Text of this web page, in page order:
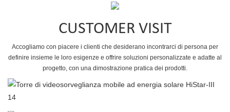
CUSTOMER VISIT
Accogliamo con piacere i clienti che desiderano incontrarci di persona per
definire insieme le loro esigenze e offrire soluzioni personalizzate e adatte al
progetto, con una dimostrazione pratica dei prodotti.